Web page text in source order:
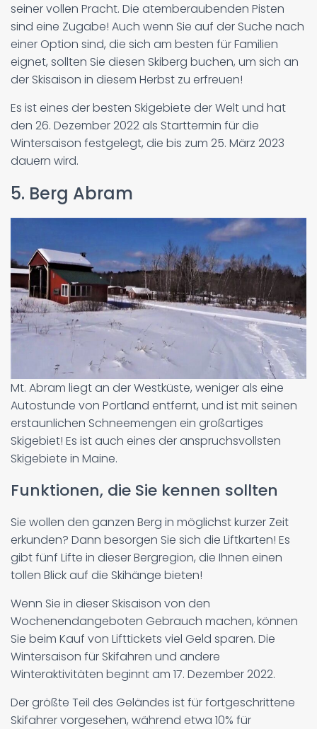
seiner vollen Pracht. Die atemberaubenden Pisten
sind eine Zugabe! Auch wenn Sie auf der Suche nach
einer Option sind, die sich am besten für Familien
eignet, sollten Sie diesen Skiberg buchen, um sich an
der Skisaison in diesem Herbst zu erfreuen!
Es ist eines der besten Skigebiete der Welt und hat
den 26. Dezember 2022 als Starttermin für die
Wintersaison festgelegt, die bis zum 25. März 2023
dauern wird.
5. Berg Abram
Mt. Abram liegt an der Westküste, weniger als eine
Autostunde von Portland entfernt, und ist mit seinen
erstaunlichen Schneemengen ein großartiges
Skigebiet! Es ist auch eines der anspruchsvollsten
Skigebiete in Maine.
Funktionen, die Sie kennen sollten
Sie wollen den ganzen Berg in möglichst kurzer Zeit
erkunden? Dann besorgen Sie sich die Liftkarten! Es
gibt fünf Lifte in dieser Bergregion, die Ihnen einen
tollen Blick auf die Skihänge bieten!
Wenn Sie in dieser Skisaison von den
Wochenendangeboten Gebrauch machen, können
Sie beim Kauf von Lifttickets viel Geld sparen. Die
Wintersaison für Skifahren und andere
Winteraktivitäten beginnt am 17. Dezember 2022.
Der größte Teil des Geländes ist für fortgeschrittene
Skifahrer vorgesehen, während etwa 10% für